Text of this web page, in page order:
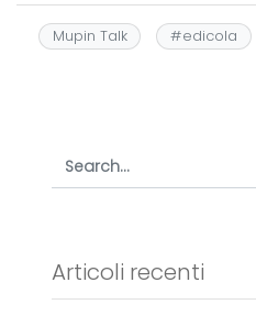
c
e
o
k
a
ts
e
g
r
e
Mupin Talk #edicola
Articoli recenti